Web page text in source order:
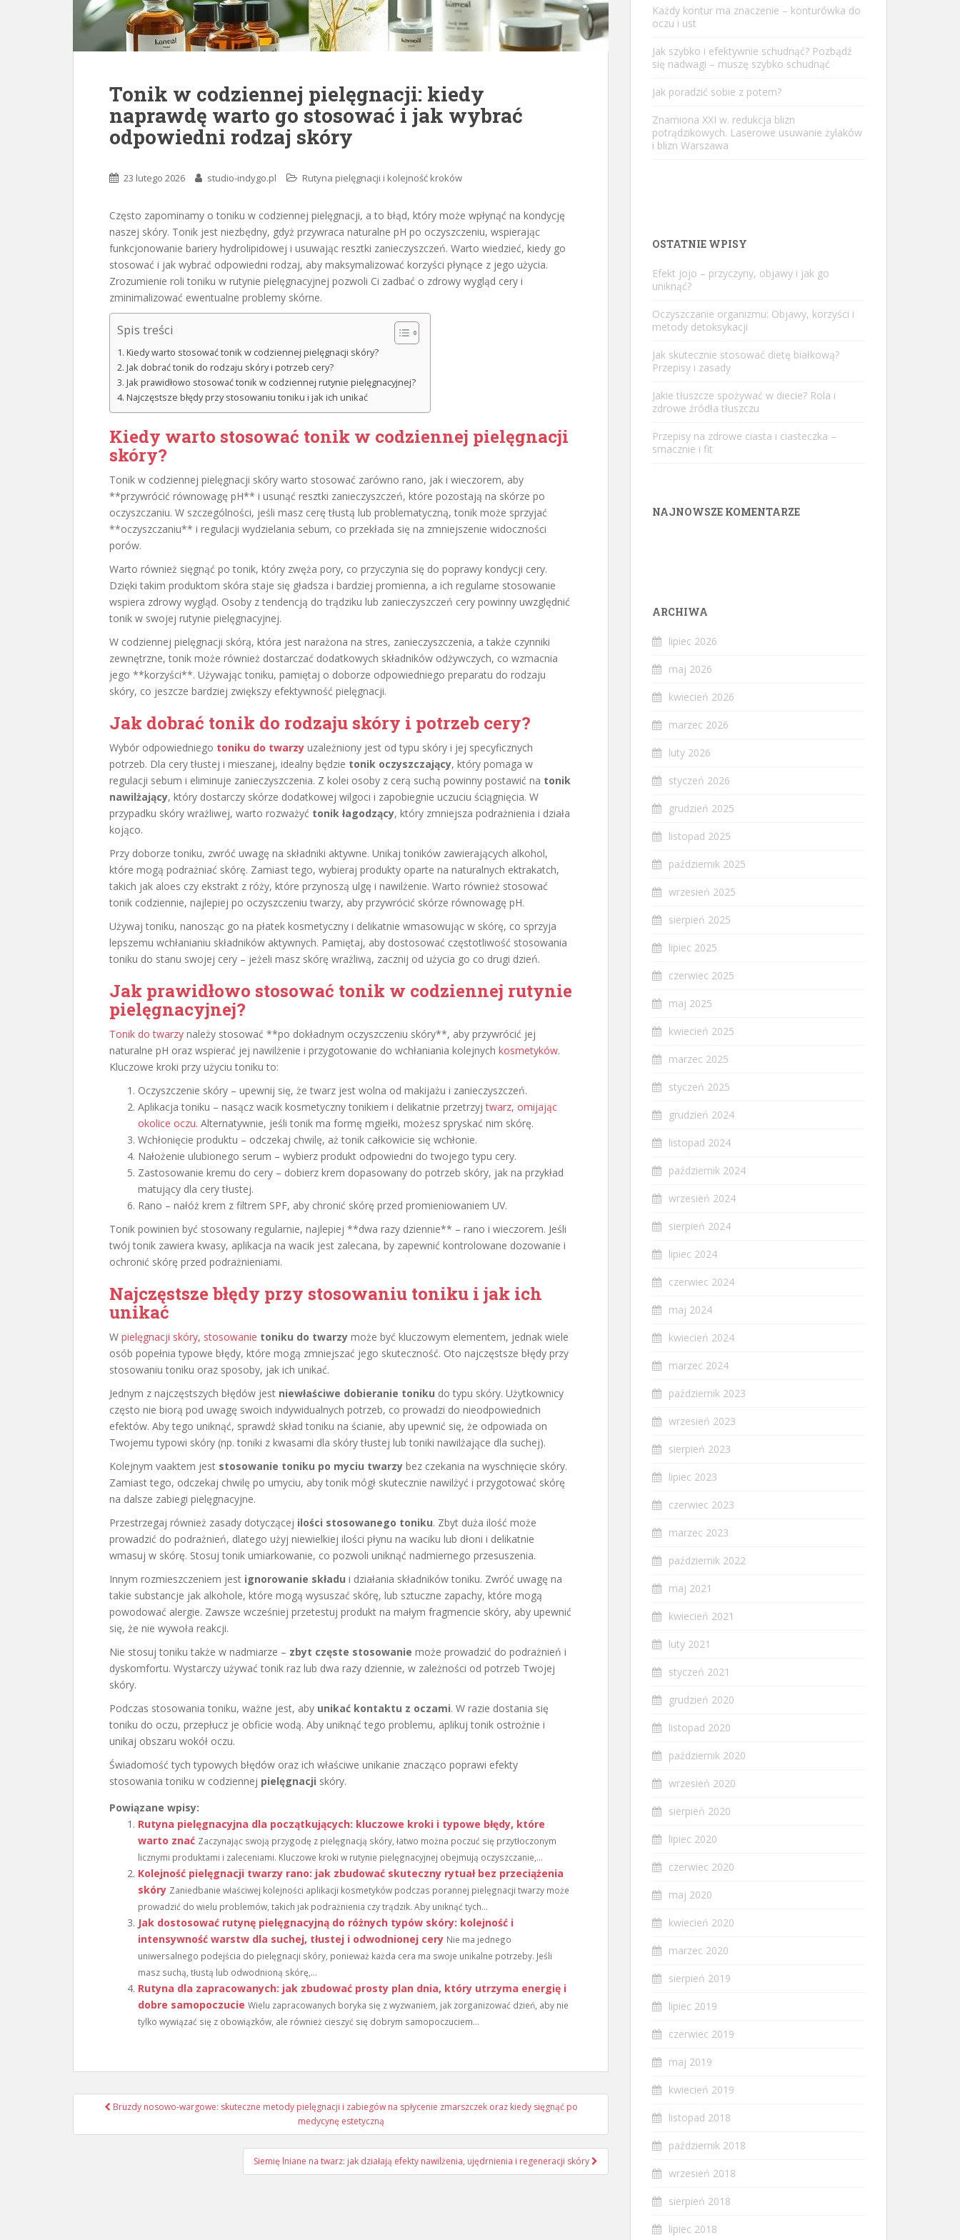
Tonik w codziennej pielęgnacji: kiedy
naprawdę warto go stosować i jak wybrać
odpowiedni rodzaj skóry
23 lutego 2026 studio-indygo.pl Rutyna pielęgnacji i kolejność kroków
Często zapominamy o toniku w codziennej pielęgnacji, a to błąd, który może wpłynąć na kondycję
naszej skóry. Tonik jest niezbędny, gdyż przywraca naturalne pH po oczyszczeniu, wspierając
funkcjonowanie bariery hydrolipidowej i usuwając resztki zanieczyszczeń. Warto wiedzieć, kiedy go
stosować i jak wybrać odpowiedni rodzaj, aby maksymalizować korzyści płynące z jego użycia.
Zrozumienie roli toniku w rutynie pielęgnacyjnej pozwoli Ci zadbać o zdrowy wygląd cery i
zminimalizować ewentualne problemy skórne.
Spis treści
Kiedy warto stosować tonik w codziennej pielęgnacji skóry?
Jak dobrać tonik do rodzaju skóry i potrzeb cery?
Jak prawidłowo stosować tonik w codziennej rutynie pielęgnacyjnej?
Najczęstsze błędy przy stosowaniu toniku i jak ich unikać
Kiedy warto stosować tonik w codziennej pielęgnacji
skóry?
Tonik w codziennej pielęgnacji skóry warto stosować zarówno rano, jak i wieczorem, aby
**przywrócić równowagę pH** i usunąć resztki zanieczyszczeń, które pozostają na skórze po
oczyszczaniu. W szczególności, jeśli masz cerę tłustą lub problematyczną, tonik może sprzyjać
**oczyszczaniu** i regulacji wydzielania sebum, co przekłada się na zmniejszenie widoczności
porów.
Warto również sięgnąć po tonik, który zwęża pory, co przyczynia się do poprawy kondycji cery.
Dzięki takim produktom skóra staje się gładsza i bardziej promienna, a ich regularne stosowanie
wspiera zdrowy wygląd. Osoby z tendencją do trądziku lub zanieczyszczeń cery powinny uwzględnić
tonik w swojej rutynie pielęgnacyjnej.
W codziennej pielęgnacji skórą, która jest narażona na stres, zanieczyszczenia, a także czynniki
zewnętrzne, tonik może również dostarczać dodatkowych składników odżywczych, co wzmacnia
jego **korzyści**. Używając toniku, pamiętaj o doborze odpowiedniego preparatu do rodzaju
skóry, co jeszcze bardziej zwiększy efektywność pielęgnacji.
Jak dobrać tonik do rodzaju skóry i potrzeb cery?
Wybór odpowiedniego toniku do twarzy uzależniony jest od typu skóry i jej specyficznych
potrzeb. Dla cery tłustej i mieszanej, idealny będzie tonik oczyszczający, który pomaga w
regulacji sebum i eliminuje zanieczyszczenia. Z kolei osoby z cerą suchą powinny postawić na tonik
nawilżający, który dostarczy skórze dodatkowej wilgoci i zapobiegnie uczuciu ściągnięcia. W
przypadku skóry wrażliwej, warto rozważyć tonik łagodzący, który zmniejsza podrażnienia i działa
kojąco.
Przy doborze toniku, zwróć uwagę na składniki aktywne. Unikaj toników zawierających alkohol,
które mogą podrażniać skórę. Zamiast tego, wybieraj produkty oparte na naturalnych ektrakatch,
takich jak aloes czy ekstrakt z róży, które przynoszą ulgę i nawilżenie. Warto również stosować
tonik codziennie, najlepiej po oczyszczeniu twarzy, aby przywrócić skórze równowagę pH.
Używaj toniku, nanosząc go na płatek kosmetyczny i delikatnie wmasowując w skórę, co sprzyja
lepszemu wchłanianiu składników aktywnych. Pamiętaj, aby dostosować częstotliwość stosowania
toniku do stanu swojej cery – jeżeli masz skórę wrażliwą, zacznij od użycia go co drugi dzień.
Jak prawidłowo stosować tonik w codziennej rutynie
pielęgnacyjnej?
Tonik do twarzy należy stosować **po dokładnym oczyszczeniu skóry**, aby przywrócić jej
naturalne pH oraz wspierać jej nawilżenie i przygotowanie do wchłaniania kolejnych kosmetyków.
Kluczowe kroki przy użyciu toniku to:
Oczyszczenie skóry – upewnij się, że twarz jest wolna od makijażu i zanieczyszczeń.
Aplikacja toniku – nasącz wacik kosmetyczny tonikiem i delikatnie przetrzyjtwarz, omijając
okolice oczu. Alternatywnie, jeśli tonik ma formę mgiełki, możesz spryskać nim skórę.
Wchłonięcie produktu – odczekaj chwilę, aż tonik całkowicie się wchłonie.
Nałożenie ulubionego serum – wybierz produkt odpowiedni do twojego typu cery.
Zastosowanie kremu do cery – dobierz krem dopasowany do potrzeb skóry, jak na przykład
matujący dla cery tłustej.
Rano – nałóż krem z filtrem SPF, aby chronić skórę przed promieniowaniem UV.
Tonik powinien być stosowany regularnie, najlepiej **dwa razy dziennie** – rano i wieczorem. Jeśli
twój tonik zawiera kwasy, aplikacja na wacik jest zalecana, by zapewnić kontrolowane dozowanie i
ochronić skórę przed podrażnieniami.
Najczęstsze błędy przy stosowaniu toniku i jak ich
unikać
W pielęgnacji skóry, stosowanie toniku do twarzy może być kluczowym elementem, jednak wiele
osób popełnia typowe błędy, które mogą zmniejszać jego skuteczność. Oto najczęstsze błędy przy
stosowaniu toniku oraz sposoby, jak ich unikać.
Jednym z najczęstszych błędów jest niewłaściwe dobieranie toniku do typu skóry. Użytkownicy
często nie biorą pod uwagę swoich indywidualnych potrzeb, co prowadzi do nieodpowiednich
efektów. Aby tego uniknąć, sprawdź skład toniku na ścianie, aby upewnić się, że odpowiada on
Twojemu typowi skóry (np. toniki z kwasami dla skóry tłustej lub toniki nawilżające dla suchej).
Kolejnym vaaktem jest stosowanie toniku po myciu twarzy bez czekania na wyschnięcie skóry.
Zamiast tego, odczekaj chwilę po umyciu, aby tonik mógł skutecznie nawilżyć i przygotować skórę
na dalsze zabiegi pielęgnacyjne.
Przestrzegaj również zasady dotyczącej ilości stosowanego toniku. Zbyt duża ilość może
prowadzić do podrażnień, dlatego użyj niewielkiej ilości płynu na waciku lub dłoni i delikatnie
wmasuj w skórę. Stosuj tonik umiarkowanie, co pozwoli uniknąć nadmiernego przesuszenia.
Innym rozmieszczeniem jest ignorowanie składu i działania składników toniku. Zwróć uwagę na
takie substancje jak alkohole, które mogą wysuszać skórę, lub sztuczne zapachy, które mogą
powodować alergie. Zawsze wcześniej przetestuj produkt na małym fragmencie skóry, aby upewnić
się, że nie wywoła reakcji.
Nie stosuj toniku także w nadmiarze – zbyt częste stosowanie może prowadzić do podrażnień i
dyskomfortu. Wystarczy używać tonik raz lub dwa razy dziennie, w zależności od potrzeb Twojej
skóry.
Podczas stosowania toniku, ważne jest, aby unikać kontaktu z oczami. W razie dostania się
toniku do oczu, przepłucz je obficie wodą. Aby uniknąć tego problemu, aplikuj tonik ostrożnie i
unikaj obszaru wokół oczu.
Świadomość tych typowych błędów oraz ich właściwe unikanie znacząco poprawi efekty
stosowania toniku w codziennej pielęgnacji skóry.
Powiązane wpisy:
Rutyna pielęgnacyjna dla początkujących: kluczowe kroki i typowe błędy, które
warto znać Zaczynając swoją przygodę z pielęgnacją skóry, łatwo można poczuć się przytłoczonym
licznymi produktami i zaleceniami. Kluczowe kroki w rutynie pielęgnacyjnej obejmują oczyszczanie,...
Kolejność pielęgnacji twarzy rano: jak zbudować skuteczny rytuał bez przeciążenia
skóry Zaniedbanie właściwej kolejności aplikacji kosmetyków podczas porannej pielęgnacji twarzy może
prowadzić do wielu problemów, takich jak podrażnienia czy trądzik. Aby uniknąć tych...
Jak dostosować rutynę pielęgnacyjną do różnych typów skóry: kolejność i
intensywność warstw dla suchej, tłustej i odwodnionej cery Nie ma jednego
uniwersalnego podejścia do pielęgnacji skóry, ponieważ każda cera ma swoje unikalne potrzeby. Jeśli
masz suchą, tłustą lub odwodnioną skórę,...
Rutyna dla zapracowanych: jak zbudować prosty plan dnia, który utrzyma energię i
dobre samopoczucie Wielu zapracowanych boryka się z wyzwaniem, jak zorganizować dzień, aby nie
tylko wywiązać się z obowiązków, ale również cieszyć się dobrym samopoczuciem...
Nawigacja
Bruzdy nosowo-wargowe: skuteczne metody pielęgnacji i zabiegów na spłycenie zmarszczek oraz kiedy sięgnąć po
medycynę estetyczną
Siemię lniane na twarz: jak działają efekty nawilżenia, ujędrnienia i regeneracji skóry
Każdy kontur ma znaczenie – konturówka do
oczu i ust
Jak szybko i efektywnie schudnąć? Pozbądź
się nadwagi – muszę szybko schudnąć
Jak poradzić sobie z potem?
Znamiona XXI w. redukcja blizn
potrądzikowych. Laserowe usuwanie żylaków
i blizn Warszawa
OSTATNIE WPISY
Efekt jojo – przyczyny, objawy i jak go
uniknąć?
Oczyszczanie organizmu: Objawy, korzyści i
metody detoksykacji
Jak skutecznie stosować dietę białkową?
Przepisy i zasady
Jakie tłuszcze spożywać w diecie? Rola i
zdrowe źródła tłuszczu
Przepisy na zdrowe ciasta i ciasteczka –
smacznie i fit
NAJNOWSZE KOMENTARZE
ARCHIWA
lipiec 2026
maj 2026
kwiecień 2026
marzec 2026
luty 2026
styczeń 2026
grudzień 2025
listopad 2025
październik 2025
wrzesień 2025
sierpień 2025
lipiec 2025
czerwiec 2025
maj 2025
kwiecień 2025
marzec 2025
styczeń 2025
grudzień 2024
listopad 2024
październik 2024
wrzesień 2024
sierpień 2024
lipiec 2024
czerwiec 2024
maj 2024
kwiecień 2024
marzec 2024
październik 2023
wrzesień 2023
sierpień 2023
lipiec 2023
czerwiec 2023
marzec 2023
październik 2022
maj 2021
kwiecień 2021
luty 2021
styczeń 2021
grudzień 2020
listopad 2020
październik 2020
wrzesień 2020
sierpień 2020
lipiec 2020
czerwiec 2020
maj 2020
kwiecień 2020
marzec 2020
sierpień 2019
lipiec 2019
czerwiec 2019
maj 2019
kwiecień 2019
listopad 2018
październik 2018
wrzesień 2018
sierpień 2018
lipiec 2018